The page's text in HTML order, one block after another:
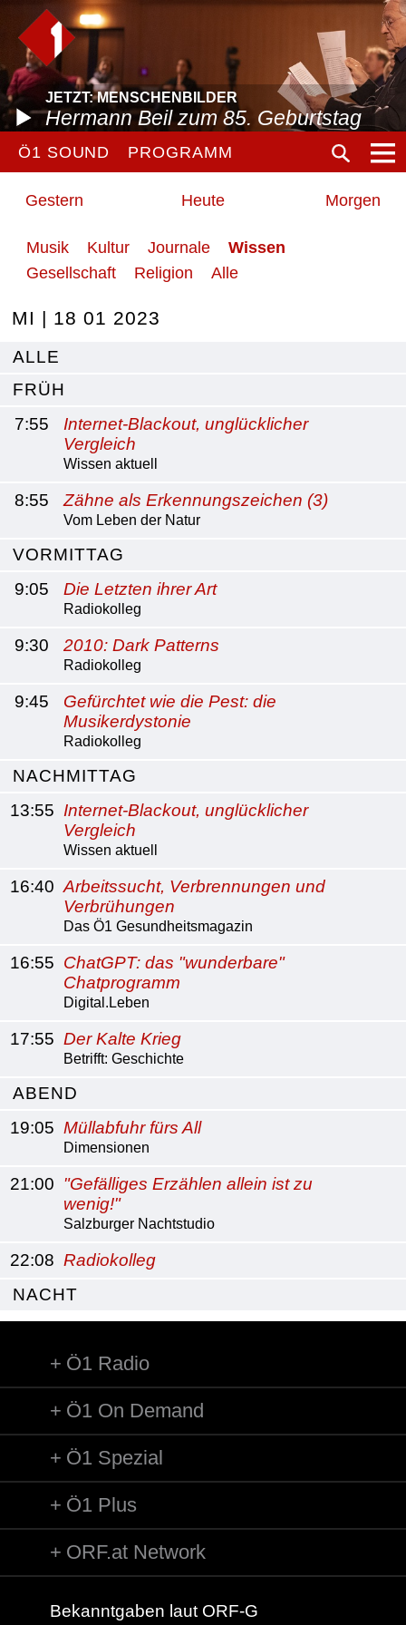
JETZT: MENSCHENBILDER
Hermann Beil zum 85. Geburtstag
Ö1 SOUND PROGRAMM
Gestern Heute Morgen
Musik Kultur Journale
Wissen
Gesellschaft
Religion Alle
MI | 18 01 2023
ALLE
FRÜH
7:55
Internet-Blackout, unglücklicher
Vergleich
Wissen aktuell
8:55 Zähne als Erkennungszeichen (3)
Vom Leben der Natur
VORMITTAG
9:05
Die Letzten ihrer Art
Radiokolleg
9:30 2010: Dark Patterns
Radiokolleg
9:45
Gefürchtet wie die Pest: die
Musikerdystonie
Radiokolleg
NACHMITTAG
13:55 Internet-Blackout, unglücklicher
Vergleich
Wissen aktuell
16:40 Arbeitssucht, Verbrennungen und
Verbrühungen
Das Ö1 Gesundheitsmagazin
16:55 ChatGPT: das "wunderbare"
Chatprogramm
Digital.Leben
17:55 Der Kalte Krieg
Betrifft: Geschichte
ABEND
19:05 Müllabfuhr fürs All
Dimensionen
21:00 "Gefälliges Erzählen allein ist zu
wenig!"
Salzburger Nachtstudio
22:08 Radiokolleg
NACHT
Ö1 Radio
Ö1 On Demand
Ö1 Spezial
Ö1 Plus
ORF.at Network
Bekanntgaben laut ORF-G